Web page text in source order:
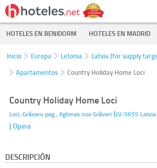
HOTELES EN BENIDORM HOTELES EN MADRID
Inicio Europa Letonia Latvia (for supply
Apartamentos
Country Holiday Home Loci
Country Holiday Home Loci
Loci, Grāveru pag., Aglonas novGrāveri (LV-5655
| Opina
DESCRIPCIÓN